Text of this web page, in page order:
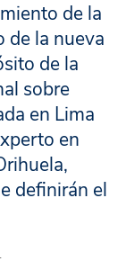
de la
de la nueva
de la
sobre
en Lima
en
definirán el